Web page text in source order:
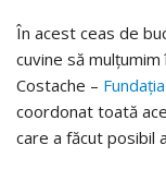
În acest ceas de
cuvine să
Costache –
coordonat toată
care a făcut posibil